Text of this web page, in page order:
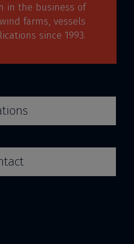
in the business of
farms, vessels
since 1993.